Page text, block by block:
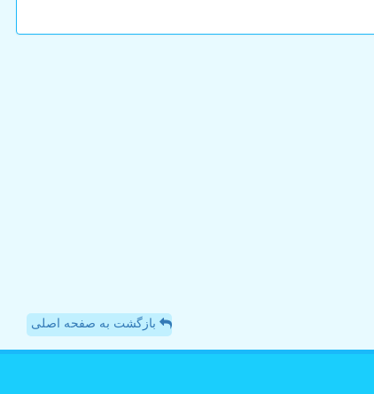
بازگشت به صفحه اصلی